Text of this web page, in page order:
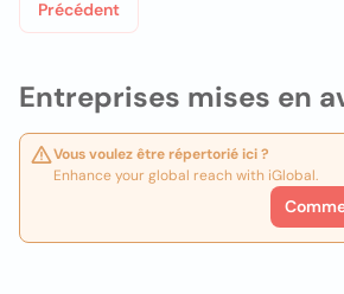
Entreprises mises en
Vous voulez être répertorié ici ?
Enhance your global reach with iGlobal.
Précédent